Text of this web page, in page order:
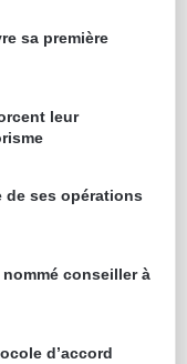
sa première
leur
de ses opérations
nommé conseiller à
d’accord